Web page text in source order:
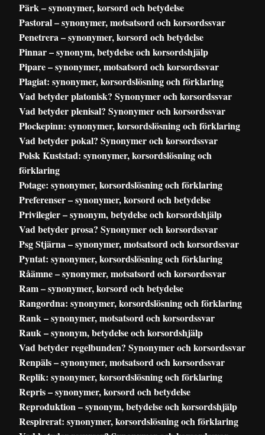
Pärk – synonymer, korsord och betydelse
Pastoral – synonymer, motsatsord och korsordssvar
Penetrera – synonymer, korsord och betydelse
Pinnar – synonym, betydelse och korsordshjälp
Pipare – synonymer, motsatsord och korsordssvar
Plagiat: synonymer, korsordslösning och förklaring
Vad betyder platonisk? Synonymer och korsordssvar
Vad betyder plenisal? Synonymer och korsordssvar
Plockepinn: synonymer, korsordslösning och förklaring
Vad betyder pokal? Synonymer och korsordssvar
Polsk Kuststad: synonymer, korsordslösning och
förklaring
Potage: synonymer, korsordslösning och förklaring
Preferenser – synonymer, korsord och betydelse
Privilegier – synonym, betydelse och korsordshjälp
Vad betyder prosa? Synonymer och korsordssvar
Psg Stjärna – synonymer, motsatsord och korsordssvar
Pyntat: synonymer, korsordslösning och förklaring
Råämne – synonymer, motsatsord och korsordssvar
Ram – synonymer, korsord och betydelse
Rangordna: synonymer, korsordslösning och förklaring
Rank – synonymer, motsatsord och korsordssvar
Rauk – synonym, betydelse och korsordshjälp
Vad betyder regelbunden? Synonymer och korsordssvar
Renpäls – synonymer, motsatsord och korsordssvar
Replik: synonymer, korsordslösning och förklaring
Repris – synonymer, korsord och betydelse
Reproduktion – synonym, betydelse och korsordshjälp
Respirerat: synonymer, korsordslösning och förklaring